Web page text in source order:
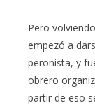
Pero
empezó a
peronista, y
obrero
partir de eso